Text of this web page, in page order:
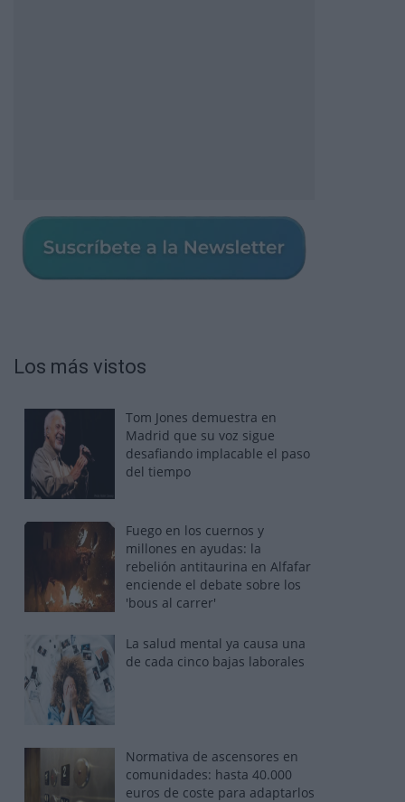
Los más vistos
Tom Jones demuestra en
Madrid que su voz sigue
desafiando implacable el paso
del tiempo
Fuego en los cuernos y
millones en ayudas: la
rebelión antitaurina en Alfafar
enciende el debate sobre los
'bous al carrer'
La salud mental ya causa una
de cada cinco bajas laborales
Normativa de ascensores en
comunidades: hasta 40.000
euros de coste para adaptarlos